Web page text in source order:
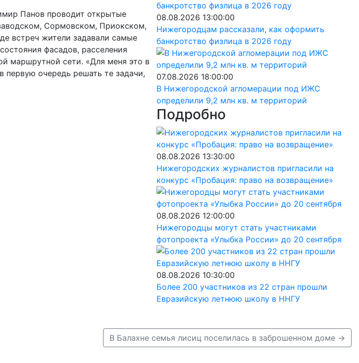
Панов проводит открытые
Сормовском, Приокском,
встреч жители задавали самые
фасадов, расселения
маршрутной сети. «Для меня это в
первую очередь решать те задачи,
08.08.2026 13:00:00
Нижегородцам рассказали, как оформить
банкротство физлица в 2026 году
07.08.2026 18:00:00
В Нижегородской агломерации под ИЖС
определили 9,2 млн кв. м территорий
Подробно
08.08.2026 13:30:00
Нижегородских журналистов пригласили на
конкурс «Пробация: право на возвращение»
08.08.2026 12:00:00
Нижегородцы могут стать участниками
фотопроекта «Улыбка России» до 20 сентября
08.08.2026 10:30:00
Более 200 участников из 22 стран прошли
Евразийскую летнюю школу в ННГУ
В Балахне семья лисиц поселилась в заброшенном доме →